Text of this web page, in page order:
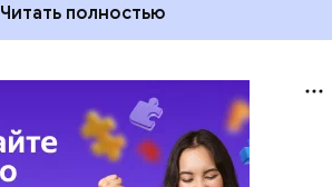
Читать полностью